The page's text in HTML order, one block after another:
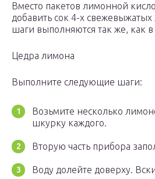
Вместо пакетов лимонной
добавить сок 4-х
шаги выполняются так же, как
Цедра лимона
Выполните следующие шаги:
Возьмите несколько
шкурку каждого.
Вторую часть прибора
Воду долейте доверху.